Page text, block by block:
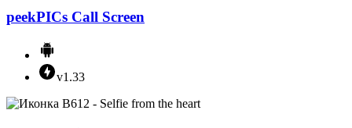
peekPICs Call Screen
v1.33